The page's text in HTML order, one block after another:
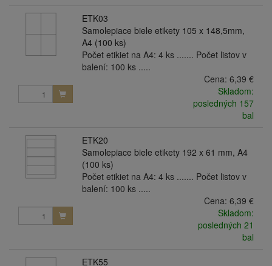
ETK03
Samolepiace biele etikety 105 x 148,5mm,
A4 (100 ks)
Počet etikiet na A4: 4 ks ....... Počet listov v
balení: 100 ks .....
Cena: 6,39 €
Skladom:
posledných 157
bal
ETK20
Samolepiace biele etikety 192 x 61 mm, A4
(100 ks)
Počet etikiet na A4: 4 ks ....... Počet listov v
balení: 100 ks .....
Cena: 6,39 €
Skladom:
posledných 21
bal
ETK55